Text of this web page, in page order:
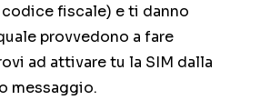
fiscale) e ti danno
provvedono a fare
ad attivare tu la SIM dalla
messaggio.